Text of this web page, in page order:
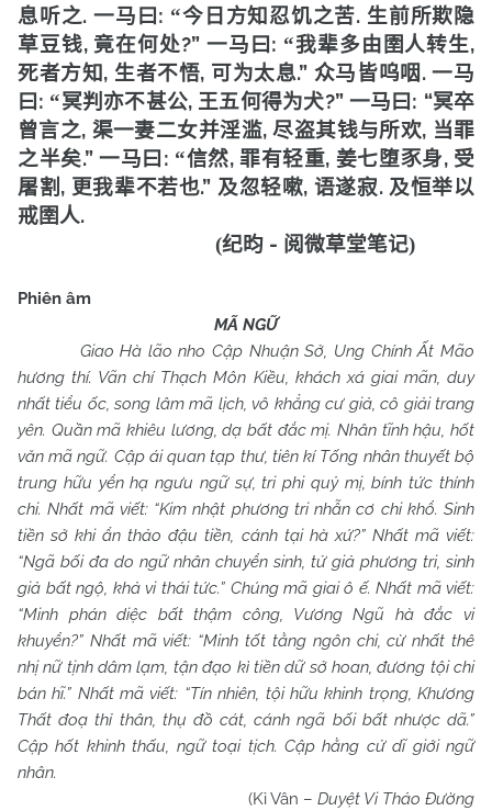
息听之.一马曰 : “今日方知忍饥之苦. 生前所欺隐
草豆钱, 竟在何处?” 一马曰 : “我辈多由圉人转生,
死者方知, 生者不悟, 可为太息.” 众马皆呜咽 .一马
曰 : “冥判亦不甚公, 王五何得为犬?” 一马曰 : “冥卒
曾言之, 渠一妻二女并淫滥,尽盗其钱与所欢, 当罪
之半矣.”一马曰 : “信然,罪有轻重, 姜七堕豕身, 受
屠割 , 更我辈不若也.” 及忽轻嗽, 语遂寂. 及恒举以
戒圉人.
(纪昀 - 阅微草堂笔记)
Phiên âm
MÃ NGỮ
Giao Hà lão nho Cập Nhuận Sở, Ung Chính Ất Mão
hương thí. Vãn chí Thạch Môn Kiều, khách xá giai mãn, duy
nhất tiểu ốc, song lâm mã lịch, vô khẳng cư giả, cô giải trang
yên. Quần mã khiêu lương, dạ bất đắc mị. Nhân tĩnh hậu, hốt
văn mã ngữ. Cập ái quan tạp thư, tiên kí Tống nhân thuyết bộ
trung hữu yển hạ ngưu ngữ sự, tri phi quỷ mị, bính tức thính
chi. Nhất mã viết: “Kim nhật phương tri nhẫn cơ chi khổ. Sinh
tiền sở khi ẩn thảo đậu tiền, cánh tại hà xứ?” Nhất mã viết:
“Ngã bối đa do ngữ nhân chuyển sinh, tử giả phương tri, sinh
giả bất ngộ, khả vi thái tức.” Chúng mã giai ô ế. Nhất mã viết:
“Minh phán diệc bất thậm công, Vương Ngũ hà đắc vi
khuyển?” Nhất mã viết: “Minh tốt tằng ngôn chi, cừ nhất thê
nhị nữ tịnh dâm lạm, tận đạo kì tiền dữ sở hoan, đương tội chi
bán hĩ.” Nhất mã viết: “Tín nhiên, tội hữu khinh trọng, Khương
Thất đoạ thỉ thân, thụ đồ cát, cánh ngã bối bất nhược dã.”
Cập hốt khinh thấu, ngữ toại tịch. Cập hằng cử dĩ giới ngữ
nhân.
(Kỉ Vân – Duyệt Vi Thảo Đường